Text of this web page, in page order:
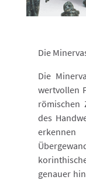
Die
Die
wertvollen
römischen
des
genauer